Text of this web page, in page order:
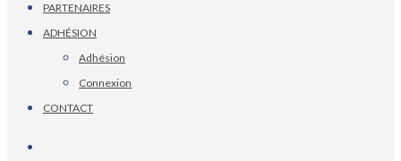
PARTENAIRES
ADHÉSION
Adhésion
Connexion
CONTACT